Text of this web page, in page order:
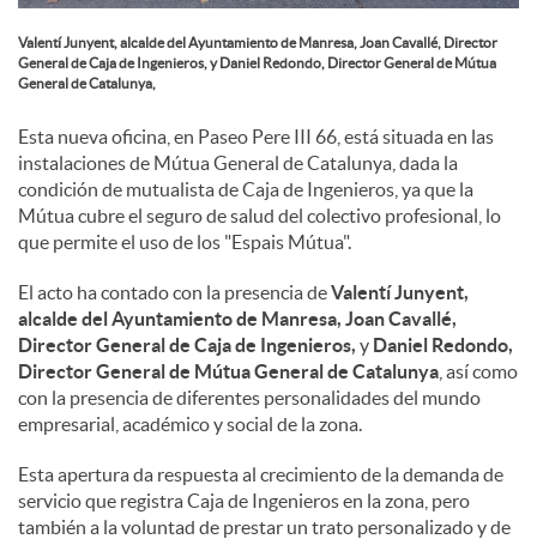
s
Valentí Junyent, alcalde del Ayuntamiento de Manresa, Joan Cavallé, Director
General de Caja de Ingenieros, y Daniel Redondo, Director General de Mútua
General de Catalunya,
Esta nueva oficina, en Paseo Pere III 66, está situada en las
instalaciones de Mútua General de Catalunya, dada la
condición de mutualista de Caja de Ingenieros, ya que la
Mútua cubre el seguro de salud del colectivo profesional, lo
que permite el uso de los "Espais Mútua".
El acto ha contado con la presencia deValentí Junyent,
alcalde del Ayuntamiento de Manresa, Joan Cavallé,
Director General de Caja de Ingenieros, y Daniel Redondo,
Director General de Mútua General de Catalunya , así como
con la presencia de diferentes personalidades del mundo
empresarial, académico y social de la zona.
Esta apertura da respuesta al crecimiento de la demanda de
servicio que registra Caja de Ingenieros en la zona, pero
también a la voluntad de prestar un trato personalizado y de